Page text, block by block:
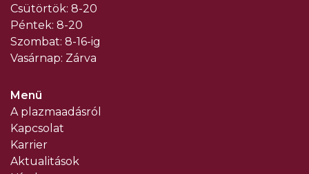
Csütörtök: 8-20
Péntek: 8-20
Szombat: 8-16-ig
Vasárnap: Zárva
Menü
A plazmaadásról
Kapcsolat
Karrier
Aktualitások